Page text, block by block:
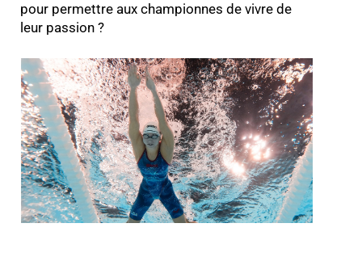
pour permettre aux championnes de vivre de
leur passion ?